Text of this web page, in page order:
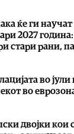
ќе ги
2027
стари рани,
во јули
во
двојки кои